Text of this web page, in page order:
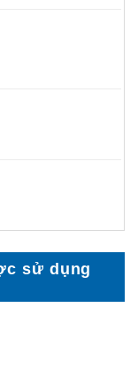
sử dụng